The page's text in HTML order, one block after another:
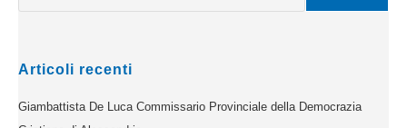
Articoli recenti
Giambattista De Luca Commissario Provinciale della Democrazia